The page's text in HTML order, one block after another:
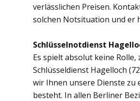
verlässlichen Preisen.
solchen Notsituation und er
Schlüsselnotdienst
Es spielt absolut keine
Schlüsseldienst Hagelloch
wir Ihnen unsere Dienste zu
besteht. In allen Berliner